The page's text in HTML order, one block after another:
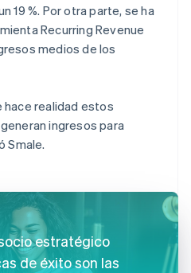
19 %. Por otra parte, se ha
Recurring Revenue
medios de los
hace realidad estos
ingresos para
Smale.
estratégico
de éxito son las